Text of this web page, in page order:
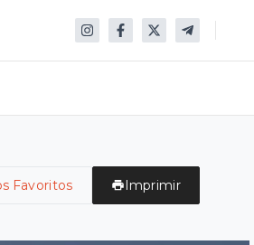
Favoritos Imprimir